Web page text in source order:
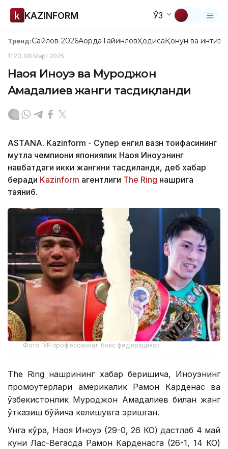
KAZINFORM ЎЗ
Тренд:Сайлов-2026АқордаТайинловҲодисаҚонун ва
11:20, 08 Март 2025
Наоя Иноуэ ва Муроджон
Аҳмадалиев жанги тасдиқланди
ASTANA. Kazinform - Супер енгил вазн тоифасининг
мутлақ чемпиони япониялик Наоя Иноуэнинг
навбатдаги икки жангини тасдиқланди, деб хабар
беради Kazinform агентлиги The Ring нашрига
таяниб.
Фото: ЎР профессионал бокс федерацияси
The Ring нашрининг хабар беришича, Иноуэнинг
промоутерлари америкалик Рамон Карденас ва
ўзбекистонлик Муроджон Аҳмадалиев билан жанг
ўтказиш бўйича келишувга эришган.
Унга кўра, Наоя Иноуэ (29-0, 26 КО) дастлаб 4 май
куни Лас-Вегасда Рамон Карденасга (26-1, 14 КО)